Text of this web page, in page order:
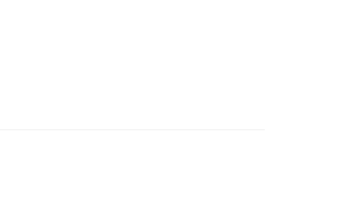
Lindas Canecas Coloridas Personalizadas Com A Sua